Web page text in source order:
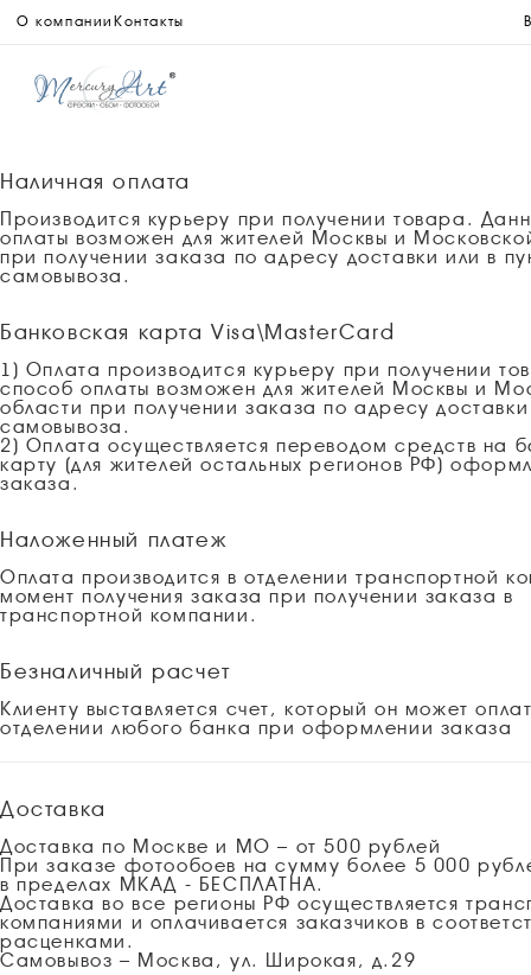
О компании Контакты
Наличная оплата
Производится курьеру при получении товара.
оплаты возможен для жителей Москвы и
при получении заказа по адресу доставки или в
самовывоза.
Банковская карта Visa\MasterCard
1) Оплата производится курьеру при получении
способ оплаты возможен для жителей Москвы и
области при получении заказа по адресу доставки
самовывоза.
2) Оплата осуществляется переводом средств на
карту (для жителей остальных регионов РФ)
заказа.
Наложенный платеж
Оплата производится в отделении транспортной
момент получения заказа при получении заказа в
транспортной компании.
Безналичный расчет
Клиенту выставляется счет, который он может
отделении любого банка при оформлении заказа
Доставка
Доставка по Москве и МО – от 500 рублей
При заказе фотообоев на сумму более 5 000
в пределах МКАД - БЕСПЛАТНА.
Доставка во все регионы РФ осуществляется
компаниями и оплачивается заказчиков в
расценками.
Самовывоз – Москва, ул. Широкая, д.29